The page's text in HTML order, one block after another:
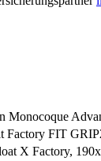
Monocoque
Factory FIT
X Factory,